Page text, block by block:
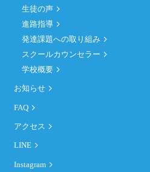
生徒の声
進路指導
発達課題への取り組み
スクールカウンセラー
学校概要
お知らせ
FAQ
アクセス
LINE
Instagram